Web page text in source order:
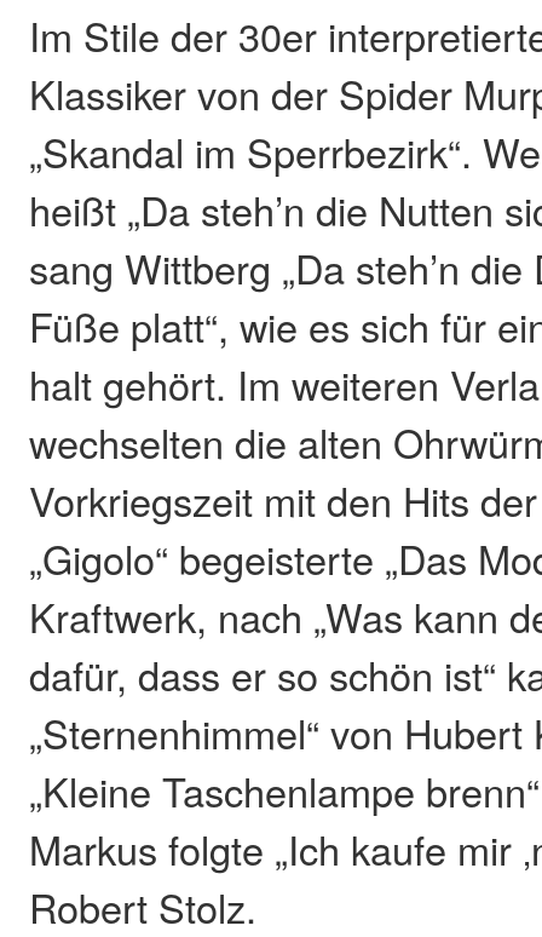
Im Stile der 30er
Klassiker von der Spider
„Skandal im Sperrbezirk“.
heißt „Da steh’n die Nutten
sang Wittberg „Da steh’n
Füße platt“, wie es sich für
halt gehört. Im weiteren
wechselten die alten
Vorkriegszeit mit den Hits
„Gigolo“ begeisterte „Das
Kraftwerk, nach „Was kann
dafür, dass er so schön ist“
„Sternenhimmel“ von
„Kleine Taschenlampe
Markus folgte „Ich kaufe mir
Robert Stolz.